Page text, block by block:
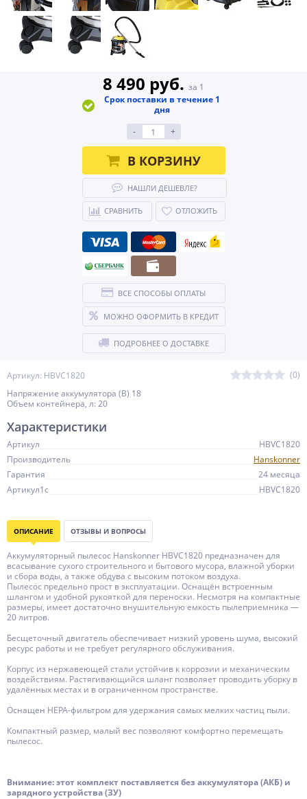
Артикул: HBVC1820
(0)
Напряжение аккумулятора (В) 18
Объем контейнера, л: 20
8 490 руб. за 1
Срок поставки в течение 1
дня
-
+
В КОРЗИНУ
НАШЛИ ДЕШЕВЛЕ?
СРАВНИТЬ ОТЛОЖИТЬ
ВСЕ СПОСОБЫ ОПЛАТЫ
МОЖНО ОФОРМИТЬ В КРЕДИТ
ПОДРОБНЕЕ О ДОСТАВКЕ
Характеристики
Артикул
HBVC1820
Производитель
Hanskonner
Гарантия
24 месяца
Артикул1c
HBVC1820
ОПИСАНИЕ ОТЗЫВЫ И ВОПРОСЫ
Аккумуляторный пылесос Hanskonner HBVC1820 предназначен для
всасывание сухого строительного и бытового мусора, влажной уборки
и сбора воды, а также обдува с высоким потоком воздуха.
Пылесос предельно прост в эксплуатации. Оснащён встроенным
шлангом и удобной рукояткой для переноски. Несмотря на компактные
размеры, имеет достаточно внушительную емкость пылеприемника —
20 литров.
Бесщеточный двигатель обеспечивает низкий уровень шума, высокий
ресурс работы и не требует регулярного обслуживания.
Корпус из нержавеющей стали устойчив к коррозии и механическим
воздействиям. Растягивающийся шланг позволяет проводить уборку в
удалённых местах и в ограниченном пространстве.
Оснащен HEPA-фильтром для удержания самых мелких частиц пыли.
Компактный размер, малый вес позволяют комфортно перемещать
пылесос.
Внимание: этот комплект поставляется без аккумулятора (АКБ) и
зарядного устройства (ЗУ)